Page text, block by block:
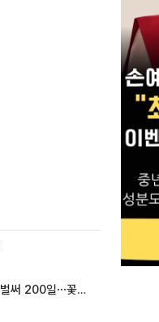
아옳이, 한의사 김형배와 벌써 200일⋯꽃다발 들고 "프러포즈 아냐"